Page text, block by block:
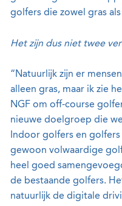
golfers die zowel gras
Het zijn dus niet twee
“Natuurlijk zijn er
alleen gras, maar ik zie
NGF om off-course
nieuwe doelgroep die
Indoor golfers en
gewoon volwaardige
heel goed
de bestaande golfers.
natuurlijk de digitale